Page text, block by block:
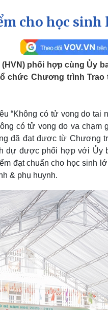
Thể thao
Bóng đá
eSports
Hậu trường
Văn hóa
Sân khấu - Điện ảnh
Văn học
Âm nhạc
cho học sinh
phối hợp cùng Ủy
chức Chương trình
“Không có tử vong do tai
có tử vong do va chạm
đã đạt được từ Chương
dự được phối hợp với Ủy
đạt chuẩn cho học sinh
& phụ huynh.